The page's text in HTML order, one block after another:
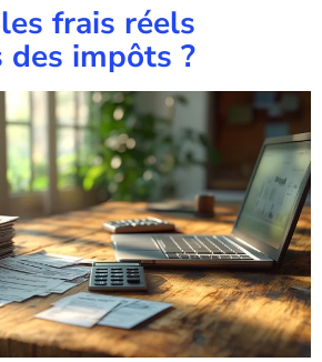
frais réels
impôts ?